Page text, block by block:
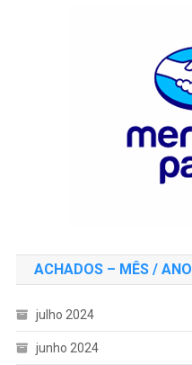
ACHADOS – MÊS / ANO
julho 2024
junho 2024